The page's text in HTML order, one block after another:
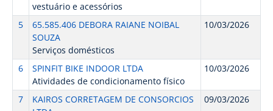
vestuário e acessórios
5
65.585.406 DEBORA RAIANE NOIBAL
SOUZA
Serviços domésticos
10/03/2026
6
SPINFIT BIKE INDOOR LTDA
Atividades de condicionamento físico
10/03/2026
7
KAIROS CORRETAGEM DE CONSORCIOS
09/03/2026